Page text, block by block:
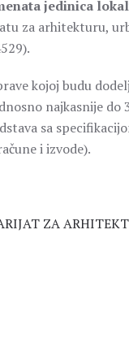
jedinica
za arhitekturu,
kojoj budu
najkasnije
sa
i izvode).
ZA